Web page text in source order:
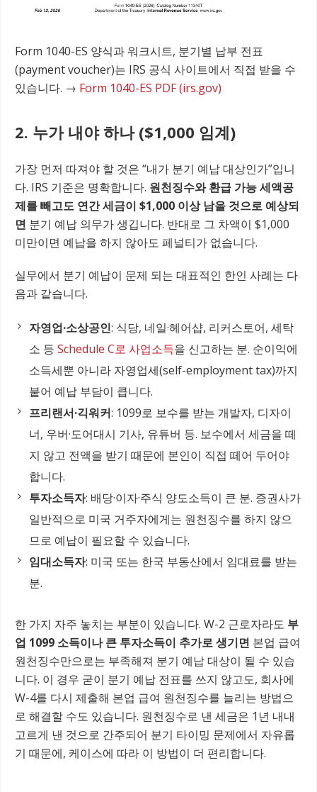
Form 1040-ES 양식과 워크시트, 분기별 납부 전표
(payment voucher)는 IRS 공식 사이트에서 직접 받을 수
있습니다. → Form 1040-ES PDF (irs.gov)
2. 누가 내야 하나 ($1,000 임계)
가장 먼저 따져야 할 것은 “내가 분기 예납 대상인가”입니
다. IRS 기준은 명확합니다. 원천징수와 환급 가능 세액공
제를 빼고도 연간 세금이 $1,000 이상 남을 것으로 예상되
면 분기 예납 의무가 생깁니다. 반대로 그 차액이 $1,000
미만이면 예납을 하지 않아도 페널티가 없습니다.
실무에서 분기 예납이 문제 되는 대표적인 한인 사례는 다
음과 같습니다.
자영업·소상공인: 식당, 네일·헤어샵, 리커스토어, 세탁
소 등 Schedule C로 사업소득을 신고하는 분. 순이익에
소득세뿐 아니라 자영업세(self-employment tax)까지
붙어 예납 부담이 큽니다.
프리랜서·긱워커: 1099로 보수를 받는 개발자, 디자이
너, 우버·도어대시 기사, 유튜버 등. 보수에서 세금을 떼
지 않고 전액을 받기 때문에 본인이 직접 떼어 두어야
합니다.
투자소득자: 배당·이자·주식 양도소득이 큰 분. 증권사가
일반적으로 미국 거주자에게는 원천징수를 하지 않으
므로 예납이 필요할 수 있습니다.
임대소득자: 미국 또는 한국 부동산에서 임대료를 받는
분.
한 가지 자주 놓치는 부분이 있습니다. W-2 근로자라도 부
업 1099 소득이나 큰 투자소득이 추가로 생기면 본업 급여
원천징수만으로는 부족해져 분기 예납 대상이 될 수 있습
니다. 이 경우 굳이 분기 예납 전표를 쓰지 않고도, 회사에
W-4를 다시 제출해 본업 급여 원천징수를 늘리는 방법으
로 해결할 수도 있습니다. 원천징수로 낸 세금은 1년 내내
고르게 낸 것으로 간주되어 분기 타이밍 문제에서 자유롭
기 때문에, 케이스에 따라 이 방법이 더 편리합니다.